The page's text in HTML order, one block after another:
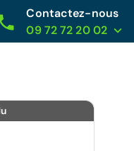
Contactez-nous
09 72 72 20 02